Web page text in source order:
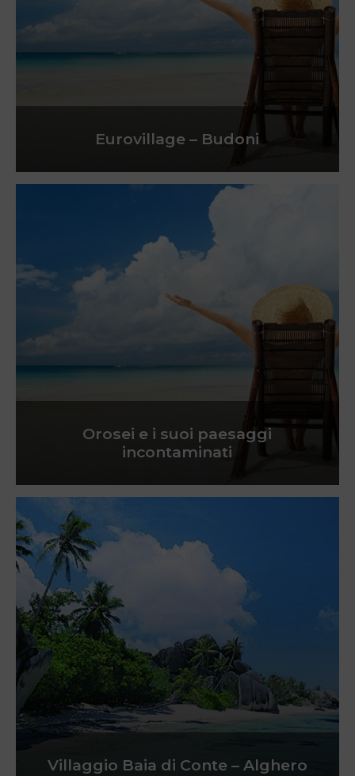
Eurovillage – Budoni
Orosei e i suoi paesaggi
incontaminati
Villaggio Baia di Conte – Alghero